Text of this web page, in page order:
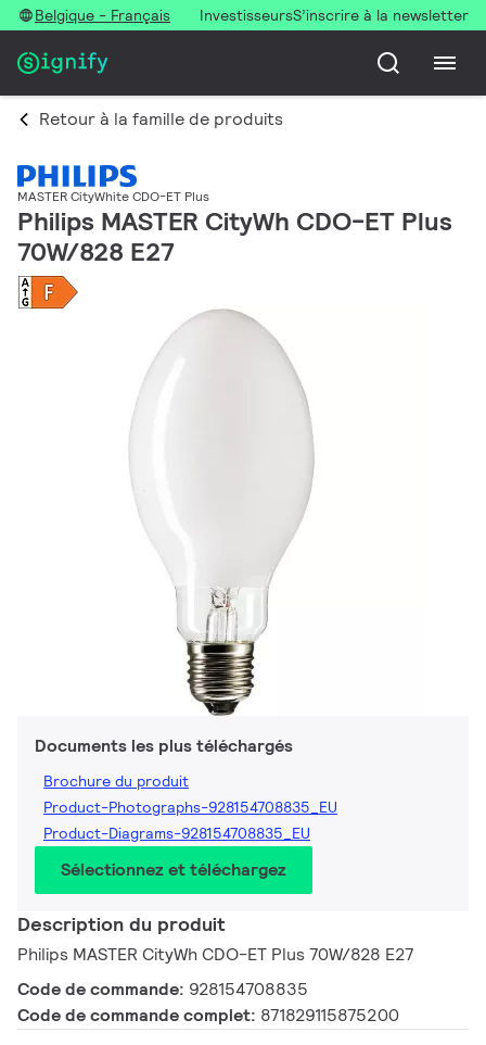
Belgique - Français InvestisseursS’inscrire à la newsletter
Retour à la famille de produits
MASTER CityWhite CDO-ET Plus
Philips MASTER CityWh CDO-ET Plus
70W/828 E27
Documents les plus téléchargés
Brochure du produit
Product-Photographs-928154708835_EU
Product-Diagrams-928154708835_EU
Sélectionnez et téléchargez
Description du produit
Philips MASTER CityWh CDO-ET Plus 70W/828 E27
Code de commande: 928154708835
Code de commande complet: 871829115875200